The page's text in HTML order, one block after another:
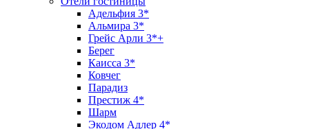
Адельфия 3*
Альмира 3*
Грейс Арли 3*+
Берег
Каисса 3*
Ковчег
Парадиз
Престиж 4*
Шарм
Экодом Адлер 4*